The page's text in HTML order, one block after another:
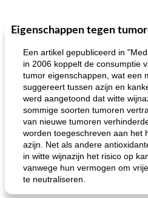
40min
One Dish Meal
gemakkelijke rijst en hamburger een gerecht diner
Eigenschappen tegen
Een artikel gepubliceerd in
in 2006 koppelt de consumptie
tumor eigenschappen, wat een
suggereert tussen azijn en
werd aangetoond dat witte
sommige soorten tumoren
van nieuwe tumoren
worden toegeschreven aan het
azijn. Net als andere
in witte wijnazijn het risico op
vanwege hun vermogen om
te neutraliseren.